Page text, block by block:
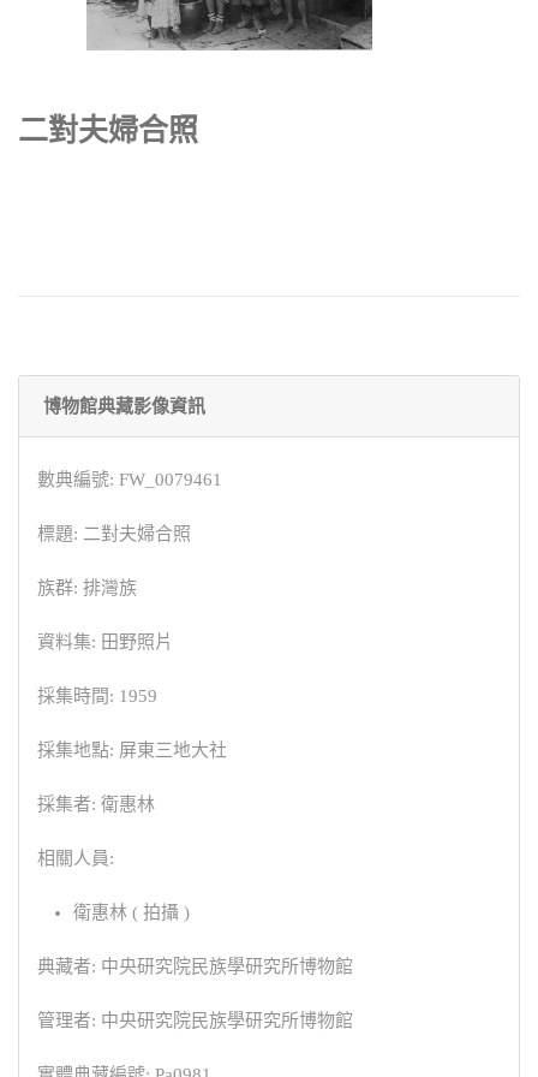
二對夫婦合照
博物館典藏影像資訊
數典編號: FW_0079461
標題: 二對夫婦合照
族群: 排灣族
資料集: 田野照片
採集時間: 1959
採集地點: 屏東三地大社
採集者: 衛惠林
相關人員:
衛惠林 ( 拍攝 )
典藏者: 中央研究院民族學研究所博物館
管理者: 中央研究院民族學研究所博物館